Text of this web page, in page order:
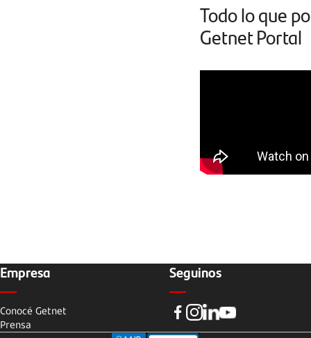
Todo lo que
Getnet Portal
Empresa
Conocé Getnet
Prensa
Seguinos